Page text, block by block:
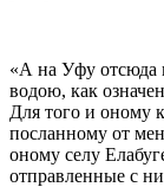
«А на Уфу отсюда
водою, как
Для того и оному
посланному от
оному селу
отправленные с